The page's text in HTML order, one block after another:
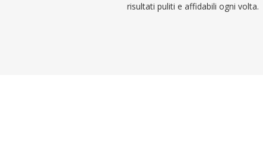
risultati puliti e affidabili ogni volta.